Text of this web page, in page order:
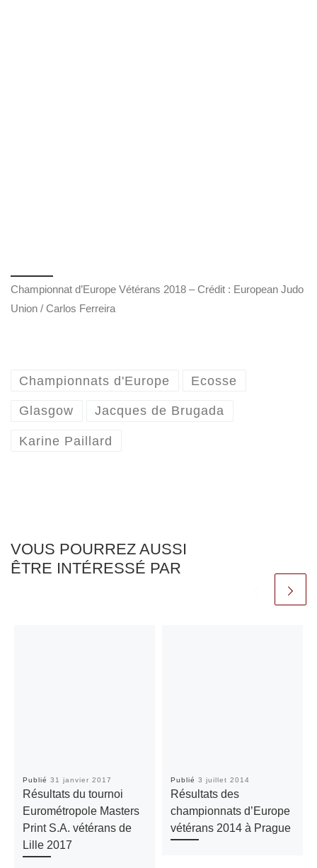
Championnat d’Europe Vétérans 2018 – Crédit : European Judo
Union / Carlos Ferreira
Championnats d'Europe Ecosse
Glasgow Jacques de Brugada
Karine Paillard
VOUS POURREZ AUSSI
ÊTRE INTÉRESSÉ PAR
Publié 31 janvier 2017
Résultats du tournoi
Eurométropole Masters
Print S.A. vétérans de
Lille 2017
Publié 3 juillet 2014
Résultats des
championnats d’Europe
vétérans 2014 à Prague